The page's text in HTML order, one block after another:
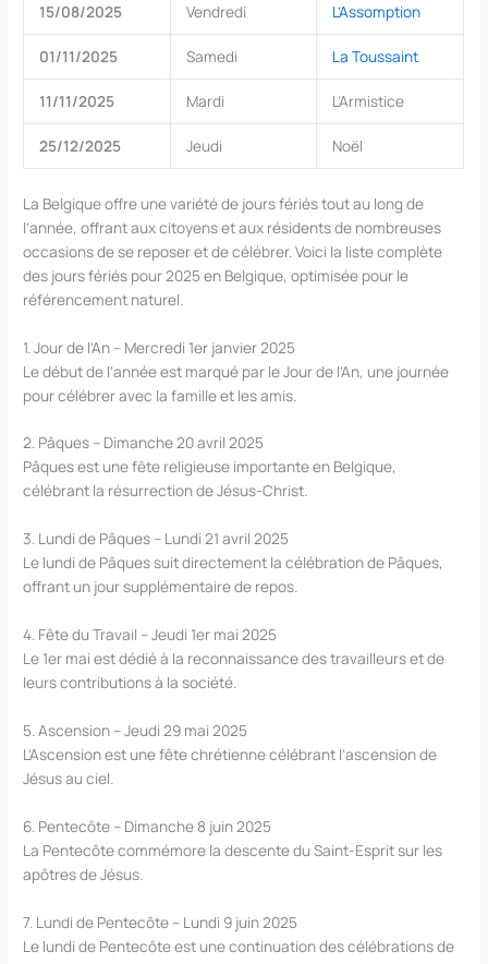
15/08/2025 Vendredi L’Assomption
01/11/2025 Samedi La Toussaint
11/11/2025 Mardi L’Armistice
25/12/2025 Jeudi Noël
La Belgique offre une variété de jours fériés tout au long de
l’année, offrant aux citoyens et aux résidents de nombreuses
occasions de se reposer et de célébrer. Voici la liste complète
des jours fériés pour 2025 en Belgique, optimisée pour le
référencement naturel.
1. Jour de l’An – Mercredi 1er janvier 2025
Le début de l’année est marqué par le Jour de l’An, une journée
pour célébrer avec la famille et les amis.
2. Pâques – Dimanche 20 avril 2025
Pâques est une fête religieuse importante en Belgique,
célébrant la résurrection de Jésus-Christ.
3. Lundi de Pâques – Lundi 21 avril 2025
Le lundi de Pâques suit directement la célébration de Pâques,
offrant un jour supplémentaire de repos.
4. Fête du Travail – Jeudi 1er mai 2025
Le 1er mai est dédié à la reconnaissance des travailleurs et de
leurs contributions à la société.
5. Ascension – Jeudi 29 mai 2025
L’Ascension est une fête chrétienne célébrant l’ascension de
Jésus au ciel.
6. Pentecôte – Dimanche 8 juin 2025
La Pentecôte commémore la descente du Saint-Esprit sur les
apôtres de Jésus.
7. Lundi de Pentecôte – Lundi 9 juin 2025
Le lundi de Pentecôte est une continuation des célébrations de